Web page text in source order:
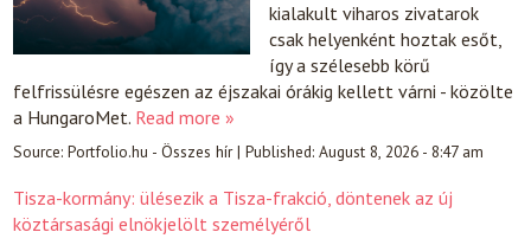
kialakult viharos zivatarok
csak helyenként hoztak esőt,
így a szélesebb körű
felfrissülésre egészen az éjszakai órákig kellett várni - közölte
a HungaroMet. Read more »
Source:Portfolio.hu - Összes hír|Published:August 8, 2026 - 8:47 am
Tisza-kormány: ülésezik a Tisza-frakció, döntenek az új
köztársasági elnökjelölt személyéről